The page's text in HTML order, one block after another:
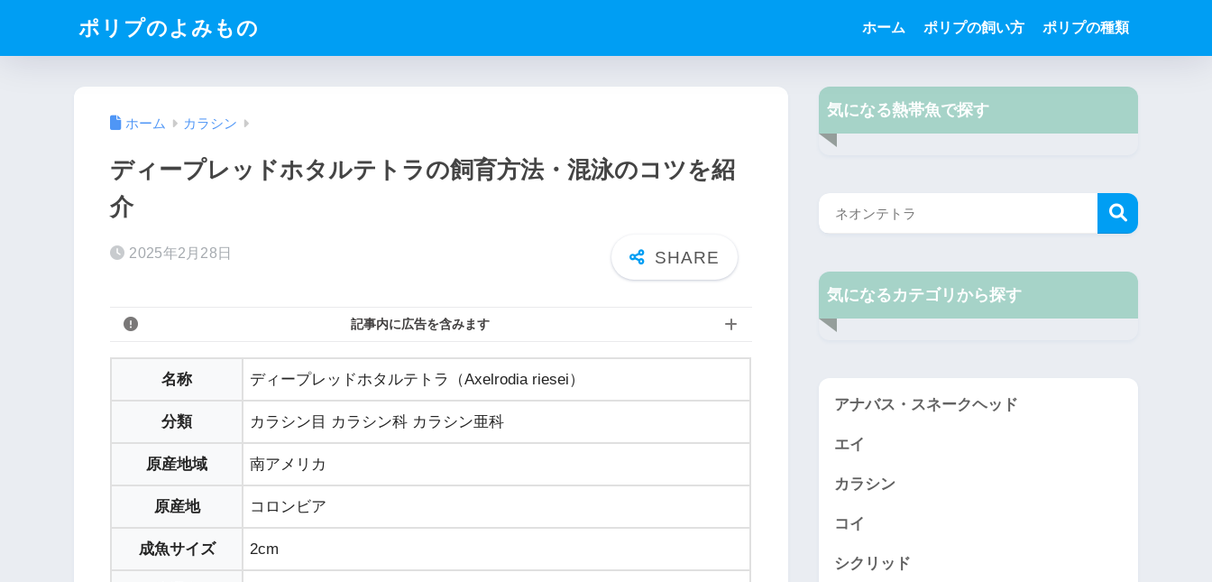
ポリプのよみもの ホーム ポリプの飼い方 ポリプの種類
ホーム カラシン
ディープレッドホタルテトラの飼育方法・混泳のコツを紹
介
2025年2月28日
記事内に広告を含みます
名称 ディープレッドホタルテトラ（Axelrodia riesei）
分類 カラシン目 カラシン科 カラシン亜科
原産地域 南アメリカ
原産地 コロンビア
成魚サイズ 2cm
気になる熱帯魚で探す
気になるカテゴリから探す
アナバス・スネークヘッド
エイ
カラシン
コイ
シクリッド